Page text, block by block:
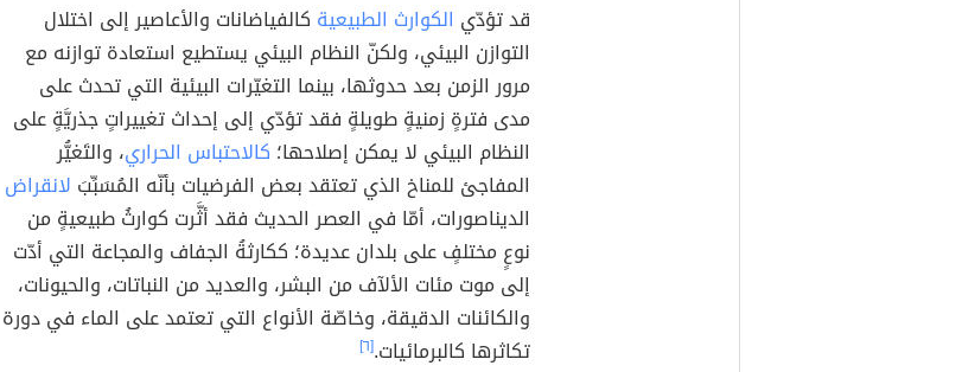
قد تؤدّي الكوارث الطبيعية كالفياضانات والأعاصير إلى اختلال
التوازن البيئي، ولكنّ النظام البيئي يستطيع استعادة توازنه مع
مرور الزمن بعد حدوثها، بينما التغيّرات البيئية التي تحدث على
مدى فترةٍ زمنيةٍ طويلةٍ فقد تؤدّي إلى إحداث تغييراتٍ جذريَّةٍ على
النظام البيئي لا يمكن إصلاحها؛ كالاحتباس الحراري، والتَغيُّر
المفاجئ للمناخ الذي تعتقد بعض الفرضيات بأنّه المُسَبِّبَ لانقراض
الديناصورات، أمّا في العصر الحديث فقد أثَّرت كوارثُ طبيعيةٍ من
نوعٍ مختلفٍ على بلدان عديدة؛ ككارثةُ الجفاف والمجاعة التي أدّت
إلى موت مئات الألآف من البشر، والعديد من النباتات، والحيونات،
والكائنات الدقيقة، وخاصّة الأنواع التي تعتمد على الماء في دورة
تكاثرها كالبرمائيات.[٦]